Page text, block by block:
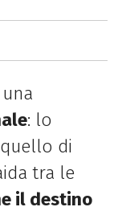
: lo
di
tra le
il destino